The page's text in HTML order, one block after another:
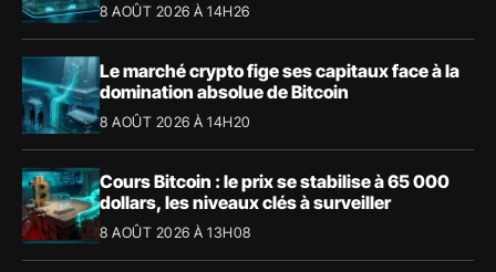
8 AOÛT 2026 À 14H26
Le marché crypto fige ses capitaux face à la
domination absolue de Bitcoin
8 AOÛT 2026 À 14H20
Cours Bitcoin : le prix se stabilise à 65 000
dollars, les niveaux clés à surveiller
8 AOÛT 2026 À 13H08